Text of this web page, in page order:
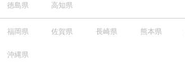
徳島県 高知県
福岡県 佐賀県 長崎県 熊本県
沖縄県